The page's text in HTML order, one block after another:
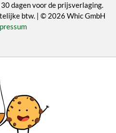
dagen voor de prijsverlaging.
btw. | © 2026 Whic GmbH